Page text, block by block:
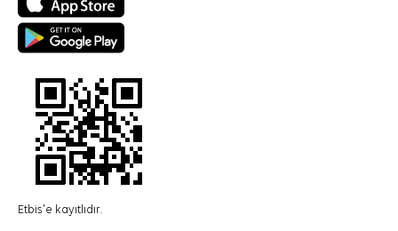
Etbis'e kayıtlıdır.